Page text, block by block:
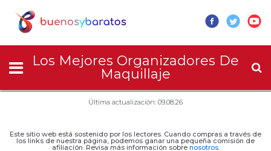
Los Mejores Organizadores De
Maquillaje
Última actualización: 09.08.26
Este sitio web está sostenido por los lectores. Cuando compras a través de
los links de nuestra página, podemos ganar una pequeña comisión de
afiliación. Revisa más información sobre nosotros.